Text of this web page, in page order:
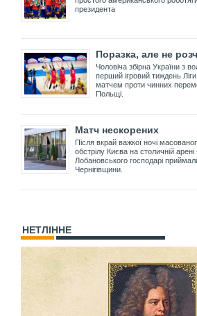
президента
Поразка, але не
Чоловіча збірна України з
перший ігровий тиждень
матчем проти чинних
Польщі.
Матч нескорених
Після вкрай важкої ночі
обстрілу Києва на столичній
Лобановського господарі
Чернігівщини.
НЕТЛІННЕ